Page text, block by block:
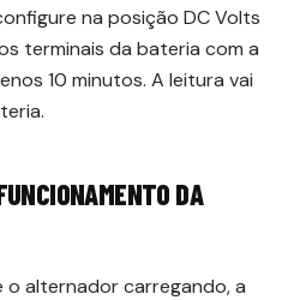
na posição DC Volts
terminais da bateria com a
10 minutos. A leitura vai
DA
alternador carregando, a